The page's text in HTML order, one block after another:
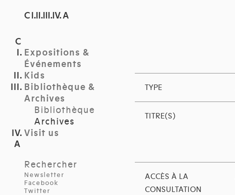
C I.II.III.IV. A
Expositions &
Événements
Kids
Bibliothèque &
Archives
Bibliothèque
Archives
Visit us
Rechercher
Newsletter
Facebook
Twitter
TYPE
TITRE(S)
ACCÈS À LA
CONSULTATION